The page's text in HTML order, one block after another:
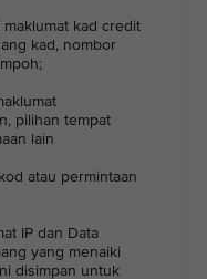
kad credit
kad, nombor
pilihan tempat
lain
atau permintaan
IP dan Data
yang menaiki
disimpan untuk